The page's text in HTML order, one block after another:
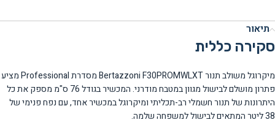
תיאור
סקירה כללית
מיקרוגל משולב תנור Bertazzoni F30PROMWLXT מסדרת Professional מציע
פתרון מושלם לבישול מגוון במטבח מודרני. המכשיר בגודל 76 ס"מ מספק את כל
היתרונות של תנור חשמלי רב-תכליתי ומיקרוגל במכשיר אחד, עם נפח פנימי של
38 ליטר המתאים לבישול למשפחה שלמה.